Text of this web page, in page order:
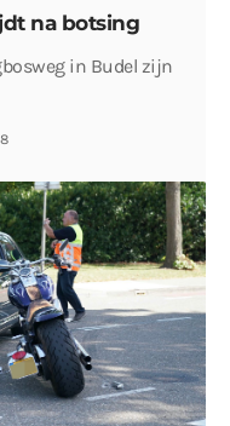
na botsing
in Budel zijn